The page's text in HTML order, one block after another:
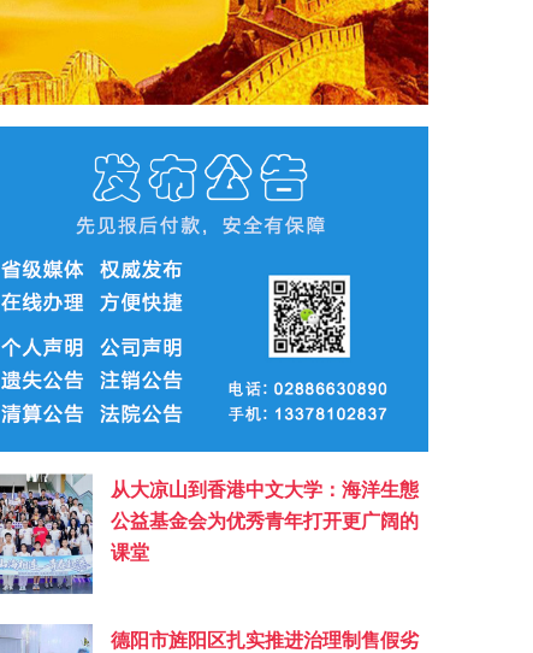
从大凉山到香港中文大学：海洋生態
公益基金会为优秀青年打开更广阔的
课堂
德阳市旌阳区扎实推进治理制售假劣